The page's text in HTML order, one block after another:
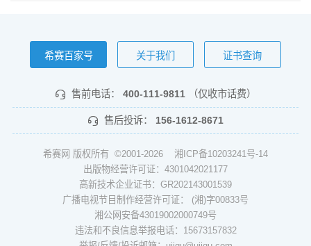
希赛百家号 关于我们 证书查询
售前电话： 400-111-9811 （仅收市话费）
售后投诉： 156-1612-8671
希赛网 版权所有 ©2001-2026 湘ICP备10203241号-14
出版物经营许可证：4301042021177
高新技术企业证书：GR202143001539
广播电视节目制作经营许可证： (湘)字00833号
湘公网安备43019002000749号
违法和不良信息举报电话：15673157832